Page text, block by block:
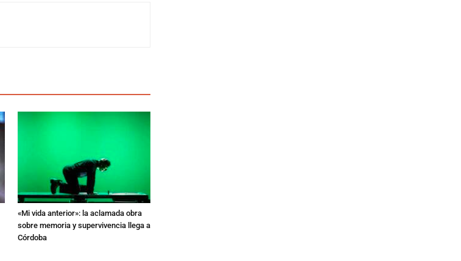
«Mi vida anterior»: la aclamada obra
sobre memoria y supervivencia llega a
Córdoba